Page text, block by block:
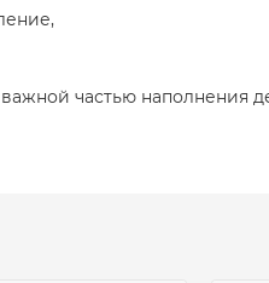
частью наполнения